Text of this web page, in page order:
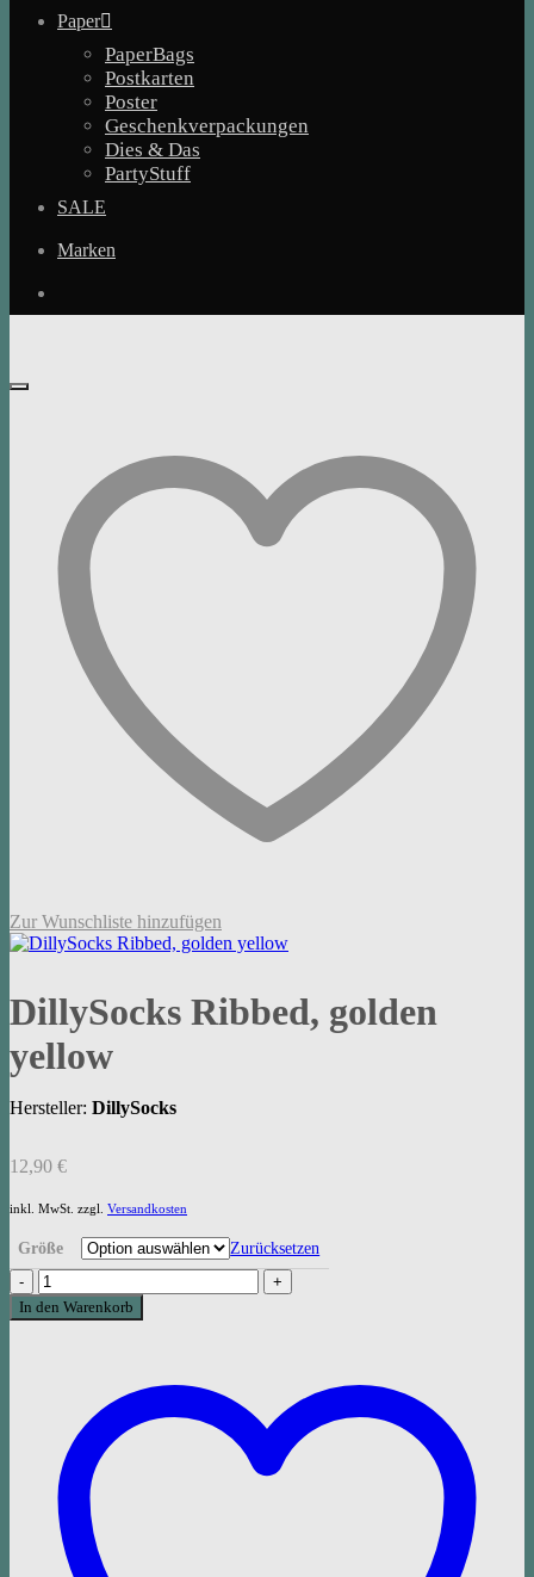
Paper
PaperBags
Postkarten
Poster
Geschenkverpackungen
Dies & Das
PartyStuff
SALE
Marken
Zur Wunschliste hinzufügen
DillySocks Ribbed, golden
yellow
Hersteller: DillySocks
12,90 €
inkl. MwSt. zzgl. Versandkosten
Größe Zurücksetzen
DillySocks
Ribbed,
golden
In den Warenkorb